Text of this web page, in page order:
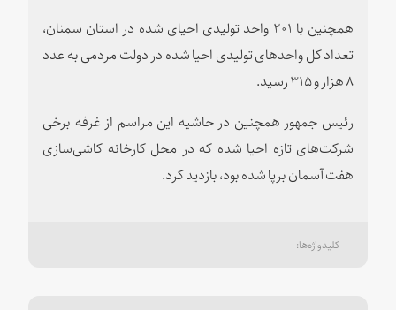
همچنین با ۲۰۱ واحد تولیدی احیای شده در استان سمنان،
تعداد کل واحدهای تولیدی احیا شده در دولت مردمی به عدد
۸ هزار و ۳۱۵ رسید.
رئیس جمهور همچنین در حاشیه این مراسم از غرفه برخی
شرکت‌های تازه احیا شده که در محل کارخانه کاشی‌سازی
هفت آسمان برپا شده بود، بازدید کرد.